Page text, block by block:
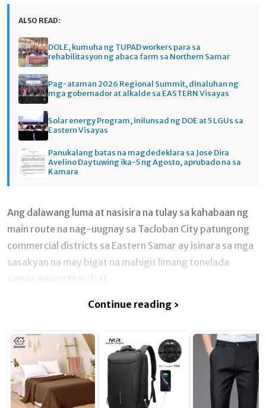
ALSO READ:
DOLE, kumuha ng TUPAD workers para sa
rehabilitasyon ng abaca farm sa Northern Samar
Pag-ataman 2026 Regional Summit, dinaluhan ng
mga gobernador at alkalde sa EASTERN Visayas
Solar energy Program, inilunsad ng DOE at 5 LGUs sa
Eastern Visayas
Panukalang batas na magdedeklara sa Jose Dira
Avelino Day tuwing ika-5 ng Agosto, aprubado na sa
Kamara
Ang dalawang luma at nasisira na tulay sa kahabaan ng
main route na nag-uugnay sa Tacloban City patungong
commercial districts sa Eastern Samar ay isinara sa mga
sasakyan na may bigat na mahigit limang tonelada
simula noong March 11.
Continue reading ›